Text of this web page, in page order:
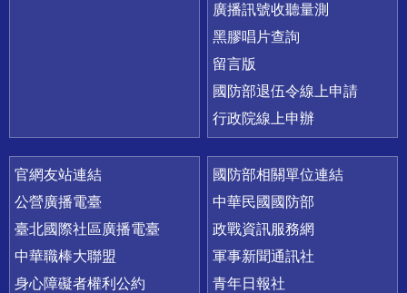
廣播訊號收聽量測
黑膠唱片查詢
留言版
國防部退伍令線上申請
行政院線上申辦
官網友站連結
公營廣播電臺
臺北國際社區廣播電臺
中華職棒大聯盟
身心障礙者權利公約
國防部相關單位連結
中華民國國防部
政戰資訊服務網
軍事新聞通訊社
青年日報社